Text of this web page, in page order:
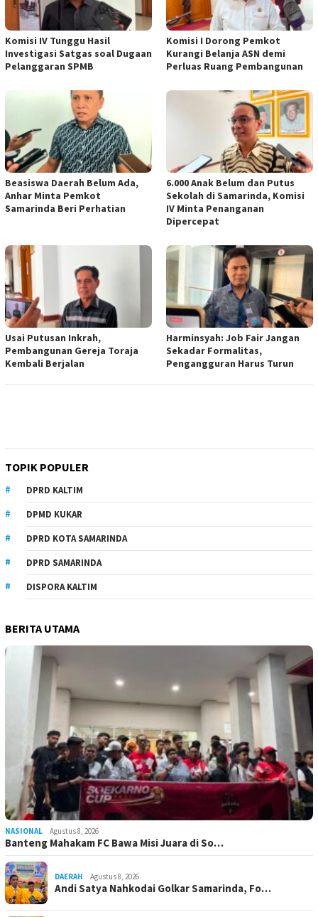
Komisi IV Tunggu Hasil
Investigasi Satgas soal Dugaan
Pelanggaran SPMB
Komisi I Dorong Pemkot
Kurangi Belanja ASN demi
Perluas Ruang Pembangunan
Beasiswa Daerah Belum Ada,
Anhar Minta Pemkot
Samarinda Beri Perhatian
6.000 Anak Belum dan Putus
Sekolah di Samarinda, Komisi
IV Minta Penanganan
Dipercepat
Usai Putusan Inkrah,
Pembangunan Gereja Toraja
Kembali Berjalan
Harminsyah: Job Fair Jangan
Sekadar Formalitas,
Pengangguran Harus Turun
TOPIK POPULER
DPRD KALTIM
DPMD KUKAR
DPRD KOTA SAMARINDA
DPRD SAMARINDA
DISPORA KALTIM
BERITA UTAMA
NASIONAL Agustus 8, 2026
Banteng Mahakam FC Bawa Misi Juara di So…
DAERAH Agustus 8, 2026
Andi Satya Nahkodai Golkar Samarinda, Fo…